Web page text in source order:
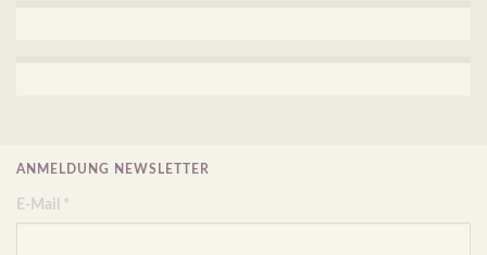
ANMELDUNG NEWSLETTER
E-Mail *